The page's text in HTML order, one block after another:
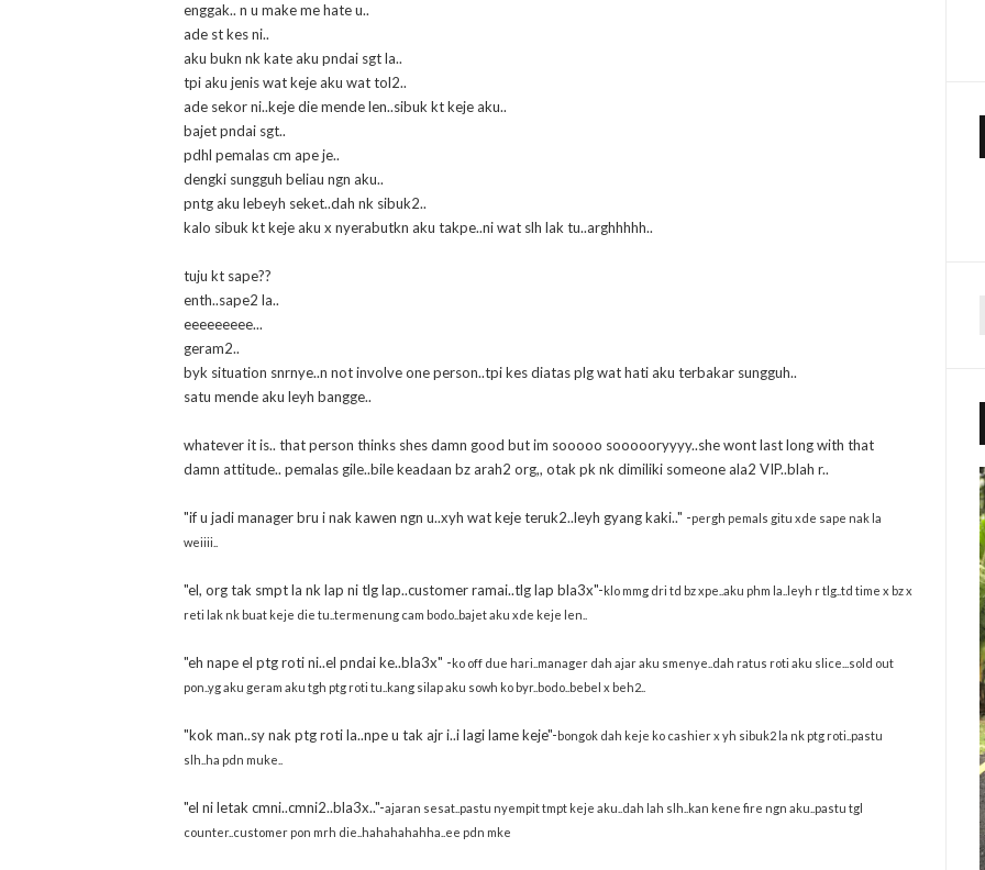
enggak.. n u make me hate u..
ade st kes ni..
aku bukn nk kate aku pndai sgt la..
tpi aku jenis wat keje aku wat tol2..
ade sekor ni..keje die mende len..sibuk kt keje aku..
bajet pndai sgt..
pdhl pemalas cm ape je..
dengki sungguh beliau ngn aku..
pntg aku lebeyh seket..dah nk sibuk2..
kalo sibuk kt keje aku x nyerabutkn aku takpe..ni wat slh lak tu..arghhhhh..
tuju kt sape??
enth..sape2 la..
eeeeeeeee...
geram2..
byk situation snrnye..n not involve one person..tpi kes diatas plg wat hati aku terbakar sungguh..
satu mende aku leyh bangge..
whatever it is.. that person thinks shes damn good but im sooooo soooooryyyy..she wont last long with that
damn attitude.. pemalas gile..bile keadaan bz arah2 org,, otak pk nk dimiliki someone ala2 VIP..blah r..
"if u jadi manager bru i nak kawen ngn u..xyh wat keje teruk2..leyh gyang kaki.." -pergh pemals gitu xde sape nak la
weiiii..
"el, org tak smpt la nk lap ni tlg lap..customer ramai..tlg lap bla3x"- klo mmg dri td bz xpe..aku phm la..leyh r tlg..td time x bz x
reti lak nk buat keje die tu..termenung cam bodo..bajet aku xde keje len..
"eh nape el ptg roti ni..el pndai ke..bla3x" - ko off due hari..manager dah ajar aku smenye..dah ratus roti aku slice...sold out
pon..yg aku geram aku tgh ptg roti tu..kang silap aku sowh ko byr..bodo..bebel x beh2..
"kok man..sy nak ptg roti la..npe u tak ajr i..i lagi lame keje"- bongok dah keje ko cashier x yh sibuk2 la nk ptg roti..pastu
slh..ha pdn muke..
"el ni letak cmni..cmni2..bla3x.."-ajaran sesat..pastu nyempit tmpt keje aku..dah lah slh..kan kene fire ngn aku..pastu tgl
counter..customer pon mrh die..hahahahahha..ee pdn mke
r